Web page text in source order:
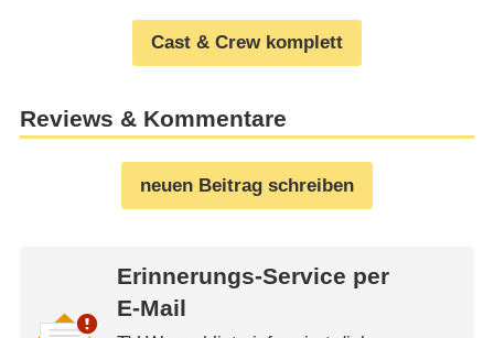
Cast & Crew komplett
Reviews & Kommentare
neuen Beitrag schreiben
Erinnerungs-Service per
E-Mail